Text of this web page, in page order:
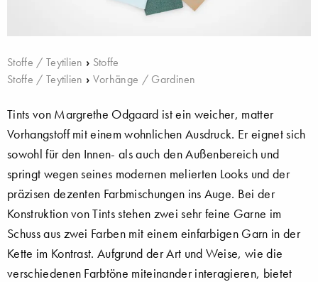
Stoffe / Teytilien › Stoffe
Stoffe / Teytilien › Vorhänge / Gardinen
Tints von Margrethe Odgaard ist ein weicher, matter
Vorhangstoff mit einem wohnlichen Ausdruck. Er eignet sich
sowohl für den Innen- als auch den Außenbereich und
springt wegen seines modernen melierten Looks und der
präzisen dezenten Farbmischungen ins Auge. Bei der
Konstruktion von Tints stehen zwei sehr feine Garne im
Schuss aus zwei Farben mit einem einfarbigen Garn in der
Kette im Kontrast. Aufgrund der Art und Weise, wie die
verschiedenen Farbtöne miteinander interagieren, bietet